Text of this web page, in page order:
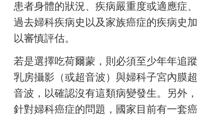
患者身體的狀況、疾病嚴重度或適應症、
過去婦科疾病史以及家族癌症的疾病史加
以審慎評估。
若是選擇吃荷爾蒙，則必須至少年年追蹤
乳房攝影（或超音波）與婦科子宮內膜超
音波，以確認沒有這類病變發生。另外，
針對婦科癌症的問題，國家目前有一套癌